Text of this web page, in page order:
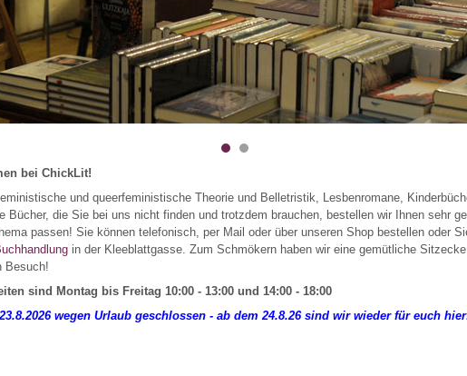
bei ChickLit!
und queerfeministische Theorie und Belletristik, Lesbenromane,
Bücher, die Sie bei uns nicht finden und trotzdem brauchen, bestellen wir Ihnen sehr
passen! Sie können telefonisch, per Mail oder über unseren Shop bestellen oder
in der Kleeblattgasse. Zum Schmökern haben wir eine gemütliche
Besuch!
sind Montag bis Freitag 10:00 - 13:00 und 14:00 - 18:00
wegen Urlaub geschlossen - ab dem 24.8.26 sind wir wieder für euch